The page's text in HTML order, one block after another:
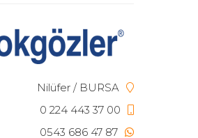
Nilüfer / BURSA
0 224 443 37 00
0543 686 47 87